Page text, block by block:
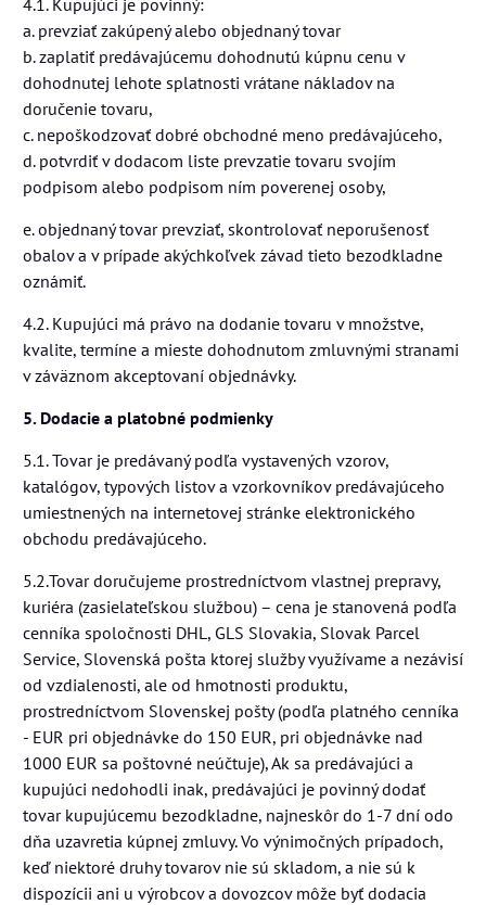
a. prevziať zakúpený alebo objednaný tovar
b. zaplatiť predávajúcemu dohodnutú kúpnu cenu v
dohodnutej lehote splatnosti vrátane nákladov na
doručenie tovaru,
c. nepoškodzovať dobré obchodné meno predávajúceho,
d. potvrdiť v dodacom liste prevzatie tovaru svojím
podpisom alebo podpisom ním poverenej osoby,
e. objednaný tovar prevziať, skontrolovať neporušenosť
obalov a v prípade akýchkoľvek závad tieto bezodkladne
oznámiť.
4.2. Kupujúci má právo na dodanie tovaru v množstve,
kvalite, termíne a mieste dohodnutom zmluvnými stranami
v záväznom akceptovaní objednávky.
5. Dodacie a platobné podmienky
5.1. Tovar je predávaný podľa vystavených vzorov,
katalógov, typových listov a vzorkovníkov predávajúceho
umiestnených na internetovej stránke elektronického
obchodu predávajúceho.
5.2.Tovar doručujeme prostredníctvom vlastnej prepravy,
kuriéra (zasielateľskou službou) – cena je stanovená podľa
cenníka spoločnosti DHL, GLS Slovakia, Slovak Parcel
Service, Slovenská pošta ktorej služby využívame a nezávisí
od vzdialenosti, ale od hmotnosti produktu,
prostredníctvom Slovenskej pošty (podľa platného cenníka
- EUR pri objednávke do 150 EUR, pri objednávke nad
1000 EUR sa poštovné neúčtuje), Ak sa predávajúci a
kupujúci nedohodli inak, predávajúci je povinný dodať
tovar kupujúcemu bezodkladne, najneskôr do 1-7 dní odo
dňa uzavretia kúpnej zmluvy. Vo výnimočných prípadoch,
keď niektoré druhy tovarov nie sú skladom, a nie sú k
dispozícii ani u výrobcov a dovozcov môže byť dodacia